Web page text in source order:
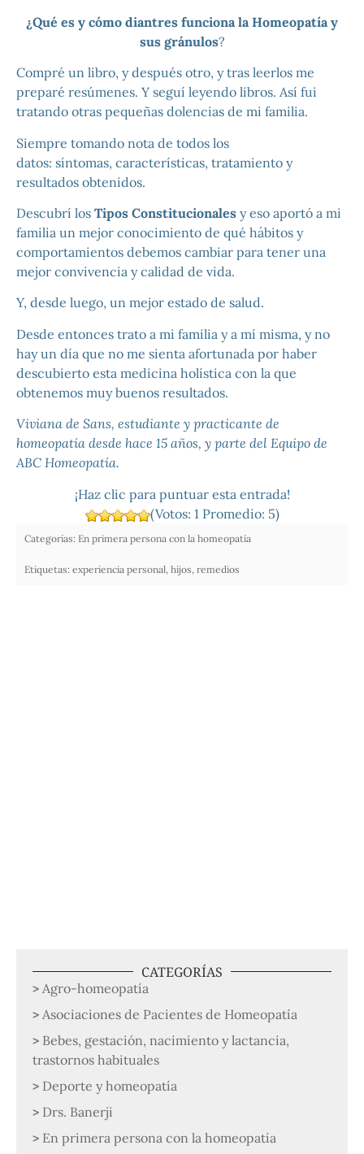
CATEGORÍAS
Agro-homeopatía
Asociaciones de Pacientes de Homeopatía
Bebes, gestación, nacimiento y lactancia,
trastornos habituales
Deporte y homeopatía
Drs. Banerji
En primera persona con la homeopatía
¿Qué es y cómo diantres funciona la Homeopatía y
sus gránulos?
Compré un libro, y después otro, y tras leerlos me
preparé resúmenes. Y seguí leyendo libros. Así fui
tratando otras pequeñas dolencias de mi familia.
Siempre tomando nota de todos los
datos: síntomas, características, tratamiento y
resultados obtenidos.
Descubrí los Tipos Constitucionales y eso aportó a mi
familia un mejor conocimiento de qué hábitos y
comportamientos debemos cambiar para tener una
mejor convivencia y calidad de vida.
Y, desde luego, un mejor estado de salud.
Desde entonces trato a mi familia y a mí misma, y no
hay un día que no me sienta afortunada por haber
descubierto esta medicina holística con la que
obtenemos muy buenos resultados.
Viviana de Sans, estudiante y practicante de
homeopatía desde hace 15 años, y parte del Equipo de
ABC Homeopatía.
¡Haz clic para puntuar esta entrada!
(Votos: 1 Promedio: 5)
Categorías: En primera persona con la homeopatía
Etiquetas: experiencia personal hijos remedios